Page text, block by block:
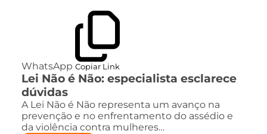
WhatsApp Copiar Link
Lei Não é Não: especialista esclarece
dúvidas
A Lei Não é Não representa um avanço na
prevenção e no enfrentamento do assédio e
da violência contra mulheres…